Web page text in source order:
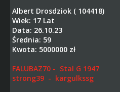
Albert Drosdziok ( 104418)
Wiek: 17 Lat
Data: 26.10.23
Średnia: 59
Kwota: 5000000 zł
FALUBAZ70 - Stal G 1947
strong39 - kargulkssg